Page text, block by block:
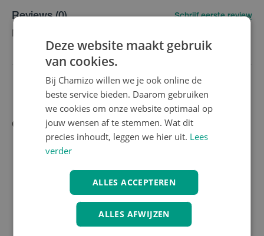
Reviews(0) Schrijf eerste review
Nog geen reviews
Gerelateerde producten
Deze website maakt gebruik
van cookies.
Bij Chamizo willen we je ook online de
beste service bieden. Daarom gebruiken
we cookies om onze website optimaal op
jouw wensen af te stemmen. Wat dit
precies inhoudt, leggen we hier uit. Lees
verder
ALLES ACCEPTEREN
ALLES AFWIJZEN